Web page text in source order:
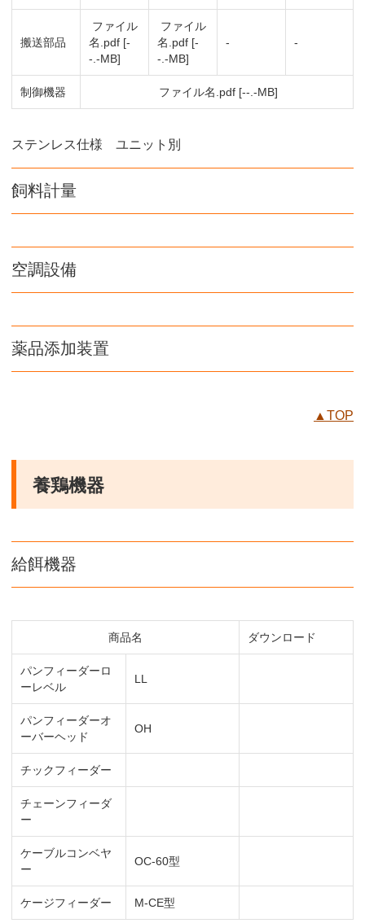
搬送部品
ファイル
名.pdf [-
-.-MB]
ファイル
名.pdf [-
-.-MB]
- -
制御機器 ファイル名.pdf [--.-MB]
ステンレス仕様 ユニット別
飼料計量
空調設備
薬品添加装置
▲TOP
養鶏機器
給餌機器
商品名 ダウンロード
パンフィーダーロ
ーレベル
LL
パンフィーダーオ
ーバーヘッド
OH
チックフィーダー
チェーンフィーダ
ー
ケーブルコンベヤ
ー
OC-60型
ケージフィーダー M-CE型